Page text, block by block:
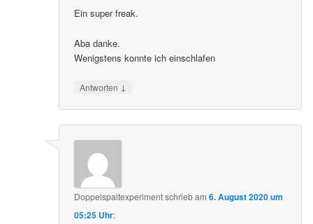
Ein super freak.
Aba danke.
Wenigstens konnte ich einschlafen
Antworten ↓
Doppelspaltexperimentschriebam6. August 2020 um
05:25 Uhr: